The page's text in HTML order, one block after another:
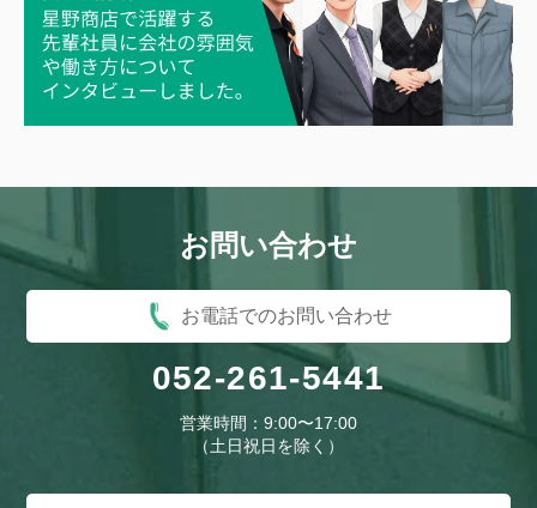
お問い合わせ
お電話でのお問い合わせ
052-261-5441
営業時間：9:00〜17:00
（土日祝日を除く）